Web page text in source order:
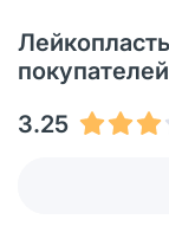
3.25